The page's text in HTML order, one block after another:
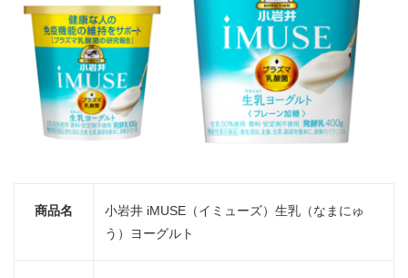
商品名
小岩井 iMUSE（イミューズ）生乳（なまにゅ
う）ヨーグルト